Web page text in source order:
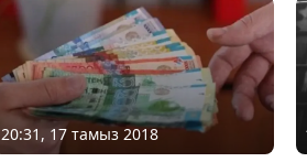
20:31, 17 тамыз 2018